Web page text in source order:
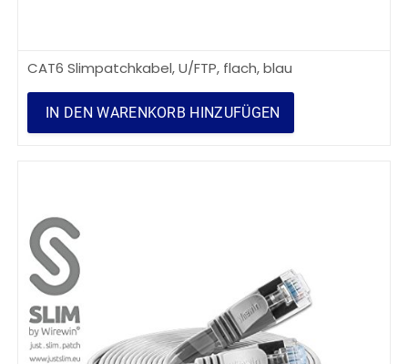
CAT6 Slimpatchkabel, U/FTP, flach, blau
IN DEN WARENKORB HINZUFÜGEN